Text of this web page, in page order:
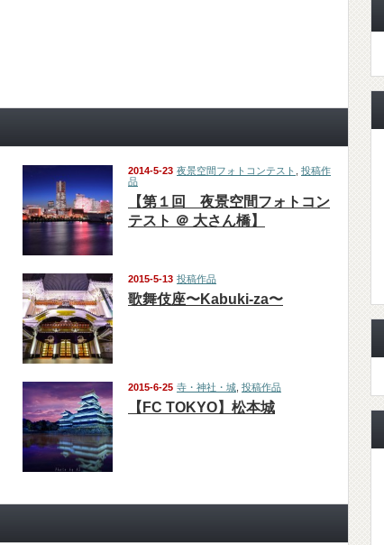
2014-5-23 夜景空間フォトコンテスト
投稿作
品
【第１回 夜景空間フォトコン
テスト ＠ 大さん橋】
2015-5-13 投稿作品
歌舞伎座〜Kabuki-za〜
2015-6-25 寺・神社・城 投稿作品
【FC TOKYO】松本城